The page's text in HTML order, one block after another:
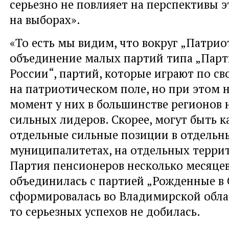
серьезно не повлияет на перспективы
на выборах».
«То есть мы видим, что вокруг
объединение малых партий типа
России“, партий, которые играют по
на патриотическом поле, но при этом
момент у них в большинстве регионов
сильных лидеров. Скорее, могут быть
отдельные сильные позиции в
муниципалитетах, на отдельных
Партия пенсионеров несколько
объединилась с партией „Рожденные в
сформировалась во Владимирской
то серьезных успехов не добилась.